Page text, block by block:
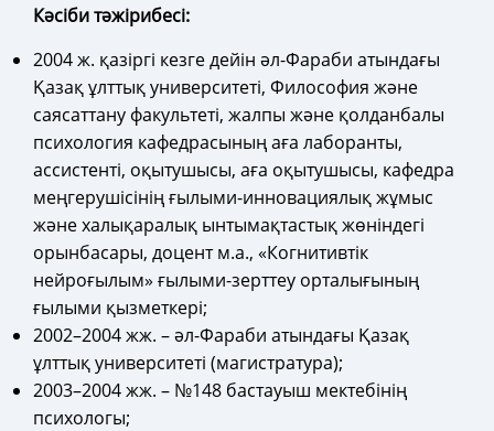
Кәсіби тәжірибесі:
2004 ж. қазіргі кезге дейін әл-Фараби атындағы
Қазақ ұлттық университеті, Философия және
саясаттану факультеті, жалпы және қолданбалы
психология кафедрасының аға лаборанты,
ассистенті, оқытушысы, аға оқытушысы, кафедра
меңгерушісінің ғылыми-инновациялық жұмыс
және халықаралық ынтымақтастық жөніндегі
орынбасары, доцент м.а., «Когнитивтік
нейроғылым» ғылыми-зерттеу орталығының
ғылыми қызметкері;
2002–2004 жж. – әл-Фараби атындағы Қазақ
ұлттық университеті (магистратура);
2003–2004 жж. – №148 бастауыш мектебінің
психологы;